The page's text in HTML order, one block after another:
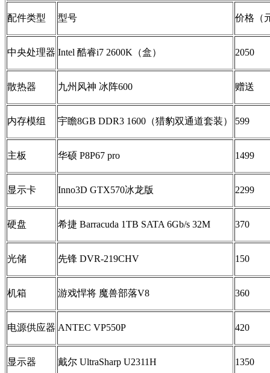
配件类型 型号 价格（
中央处理器 Intel 酷睿i7 2600K（盒） 2050
散热器 九州风神 冰阵600 赠送
内存模组 宇瞻8GB DDR3 1600（猎豹双通道套装） 599
主板 华硕 P8P67 pro 1499
显示卡 Inno3D GTX570冰龙版 2299
硬盘 希捷 Barracuda 1TB SATA 6Gb/s 32M 370
光储 先锋 DVR-219CHV 150
机箱 游戏悍将 魔兽部落V8 360
电源供应器 ANTEC VP550P 420
显示器 戴尔 UltraSharp U2311H 1350